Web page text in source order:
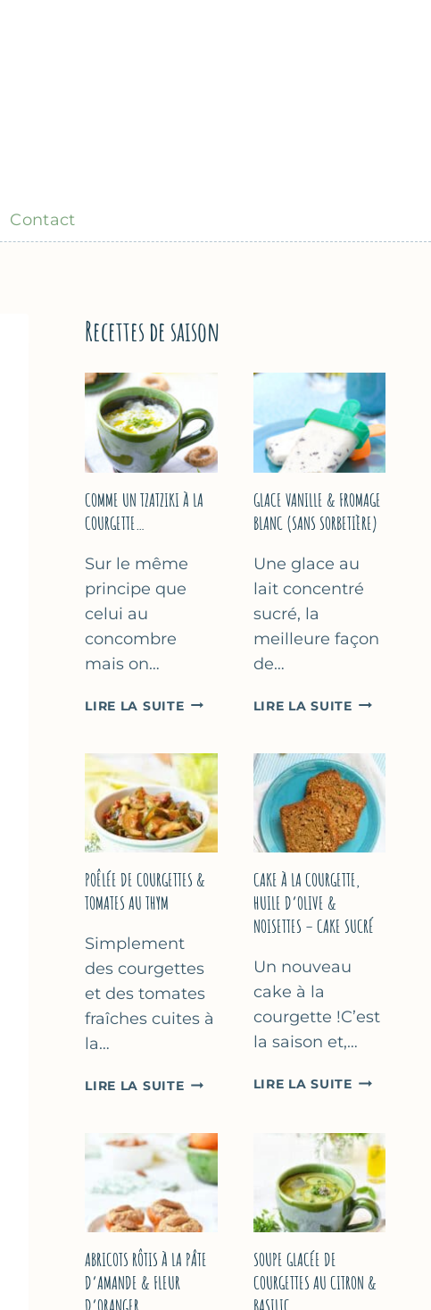
Contact
Recettes de saison
COMME UN TZATZIKI À LA
COURGETTE…
Sur le même
principe que
celui au
concombre
mais on…
LIRE LA SUITECOMME
À
LA
COURGETTE…
GLACE VANILLE & FROMAGE
BLANC (SANS SORBETIÈRE)
Une glace au
lait concentré
sucré, la
meilleure façon
de…
LIRE LA SUITEGLACE
FROMAGE
BLANC
(SANS
POÊLÉE DE COURGETTES &
TOMATES AU THYM
Simplement
des courgettes
et des tomates
fraîches cuites à
la…
LIRE LA SUITEPOÊLÉE
&
TOMATES
AU
THYM
CAKE À LA COURGETTE,
HUILE D’OLIVE &
NOISETTES – CAKE SUCRÉ
Un nouveau
cake à la
courgette !C’est
la saison et,…
LIRE LA SUITECAKE
HUILE
D’OLIVE
&
NOISETTES
SUCRÉ
ABRICOTS RÔTIS À LA PÂTE
D’AMANDE & FLEUR
SOUPE GLACÉE DE
COURGETTES AU CITRON &